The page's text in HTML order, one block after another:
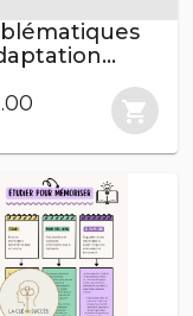
etshopping_cart